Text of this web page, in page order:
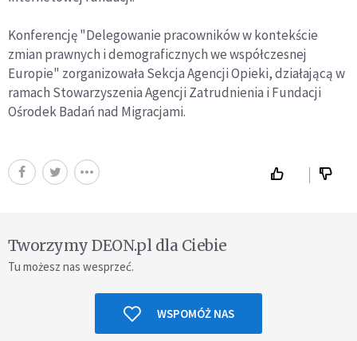
Konferencję "Delegowanie pracowników w kontekście
zmian prawnych i demograficznych we współczesnej
Europie" zorganizowała Sekcja Agencji Opieki, działającą w
ramach Stowarzyszenia Agencji Zatrudnienia i Fundacji
Ośrodek Badań nad Migracjami.
Tworzymy DEON.pl dla Ciebie
Tu możesz nas wesprzeć.
WSPOMÓŻ NAS